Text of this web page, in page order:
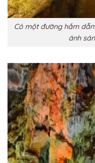
Có một đường hầm
ánh